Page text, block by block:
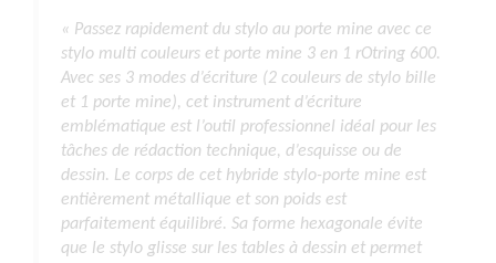
« Passez rapidement du stylo au porte mine avec ce
stylo multi couleurs et porte mine 3 en 1 rOtring 600.
Avec ses 3 modes d’écriture (2 couleurs de stylo bille
et 1 porte mine), cet instrument d’écriture
emblématique est l’outil professionnel idéal pour les
tâches de rédaction technique, d’esquisse ou de
dessin. Le corps de cet hybride stylo-porte mine est
entièrement métallique et son poids est
parfaitement équilibré. Sa forme hexagonale évite
que le stylo glisse sur les tables à dessin et permet